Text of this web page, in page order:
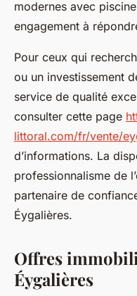
modernes avec
engagement à
Pour ceux qui
ou un investissement
service de qualité
consulter cette page
littoral.com/fr/vente/
d’informations. La
professionnalisme de
partenaire de
Éygalières.
Offres
Éygalières